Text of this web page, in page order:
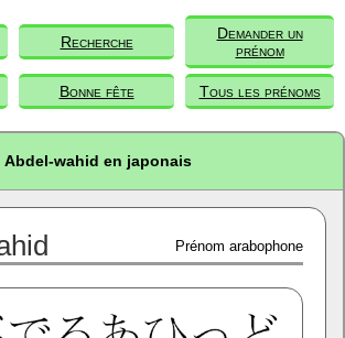
Recherche
Demander un
prénom
Bonne fête Tous les prénoms
Abdel-wahid en japonais
Prénom arabophone